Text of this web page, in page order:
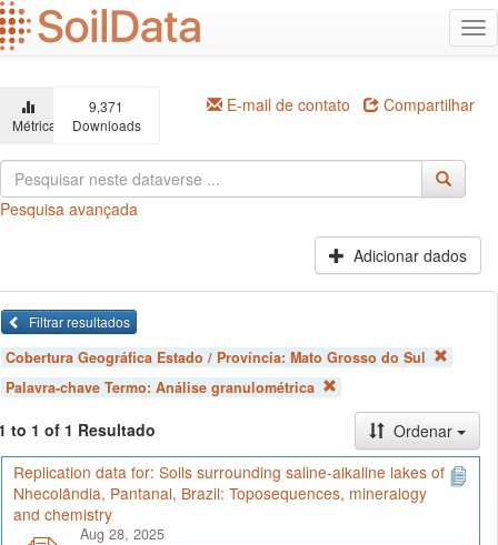
Ir
para
o
principal
Métricas
9,371
Downloads
E-mail de contato Compartilhar
Pesquisa avançada
Adicionar dados
Filtrar resultados
Cobertura Geográfica Estado / Província: Mato Grosso do Sul
Palavra-chave Termo: Análise granulométrica
to 1 of 1 Resultado
Ordenar
Replication data for: Soils surrounding saline-alkaline lakes of
Nhecolândia, Pantanal, Brazil: Toposequences, mineralogy
and chemistry
Aug 28, 2025